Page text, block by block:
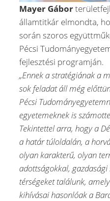
Mayer Gábor
államtitkár elmondta,
során szoros
Pécsi
fejlesztési programján.
„Ennek a stratégiának a
sok feladat áll még
Pécsi
egyetemeknek is
Tekintettel arra, hogy a
a határ túloldalán, a
olyan karakterű, olyan
adottságokkal, gazdasági
térségeket találunk,
kihívásai hasonlóak a